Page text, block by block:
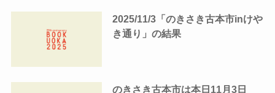
2025/11/3「のきさき古本市inけや
き通り」の結果
のきさき古本市は本日11月3日